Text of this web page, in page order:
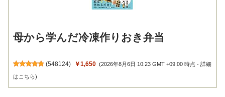
母から学んだ冷凍作りおき弁当
(548124) ￥1,650 (2026年8月6日 10:23 GMT +09:00 時点 -詳細
はこちら)